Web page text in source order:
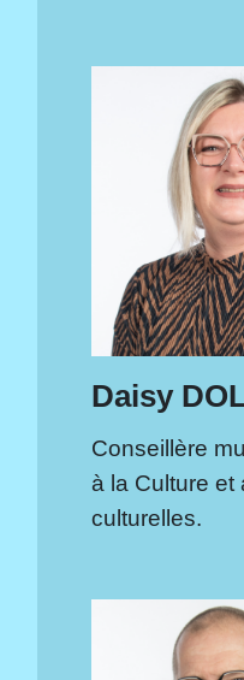
Daisy
Conseillère
à la Culture et
culturelles.